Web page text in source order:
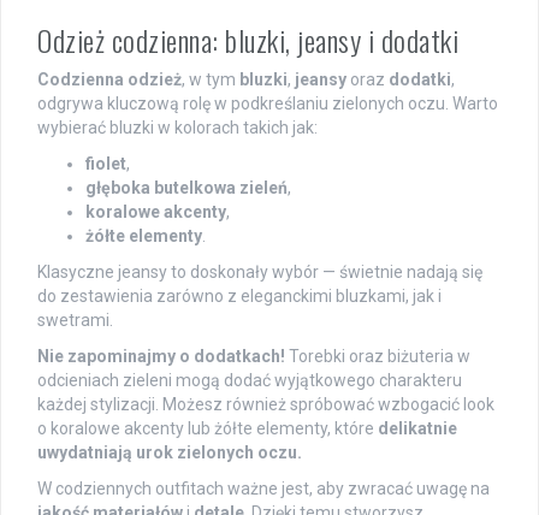
Odzież codzienna: bluzki, jeansy i dodatki
Codzienna odzież, w tym bluzki, jeansy oraz dodatki,
odgrywa kluczową rolę w podkreślaniu zielonych oczu. Warto
wybierać bluzki w kolorach takich jak:
fiolet,
głęboka butelkowa zieleń,
koralowe akcenty,
żółte elementy
Klasyczne jeansy to doskonały wybór — świetnie nadają się
do zestawienia zarówno z eleganckimi bluzkami, jak i
swetrami.
Nie zapominajmy o dodatkach! Torebki oraz biżuteria w
odcieniach zieleni mogą dodać wyjątkowego charakteru
każdej stylizacji. Możesz również spróbować wzbogacić look
o koralowe akcenty lub żółte elementy, które delikatnie
uwydatniają urok zielonych oczu.
W codziennych outfitach ważne jest, aby zwracać uwagę na